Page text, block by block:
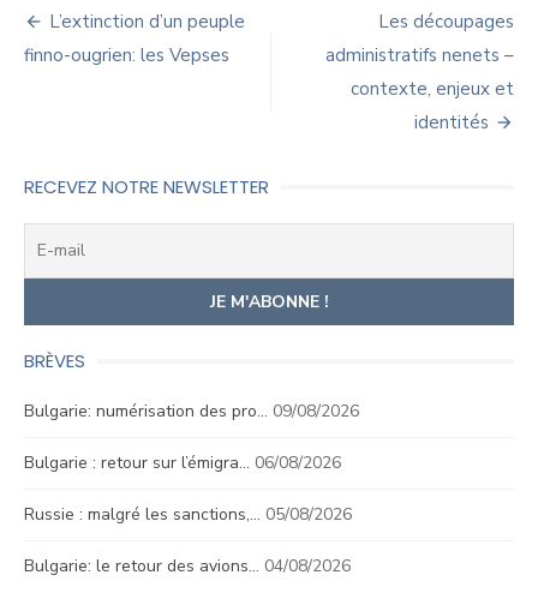
Navigation
de
L’extinction d’un peuple
finno-ougrien: les Vepses
Les découpages
administratifs nenets –
contexte, enjeux et
identités
RECEVEZ NOTRE NEWSLETTER
BRÈVES
Bulgarie: numérisation des pro… 09/08/2026
Bulgarie : retour sur l’émigra… 06/08/2026
Russie : malgré les sanctions,… 05/08/2026
Bulgarie: le retour des avions… 04/08/2026